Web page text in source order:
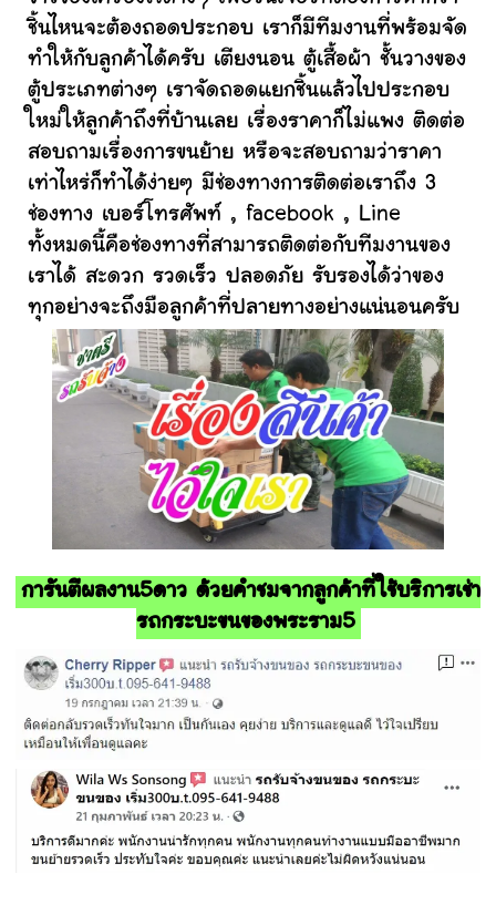
ชิ้นไหนจะต้องถอดประกอบ เราก็มีทีมงานที่พร้อมจัด
ทำให้กับลูกค้าได้ครับ เตียงนอน ตู้เสื้อผ้า ชั้นวางของ
ตู้ประเภทต่างๆ เราจัดถอดแยกชิ้นแล้วไปประกอบ
ใหม่ให้ลูกค้าถึงที่บ้านเลย เรื่องราคาก็ไม่แพง ติดต่อ
สอบถามเรื่องการขนย้าย หรือจะสอบถามว่าราคา
เท่าไหร่ก็ทำได้ง่ายๆ มีช่องทางการติดต่อเราถึง 3
ช่องทาง เบอร์โทรศัพท์ , facebook , Line
ทั้งหมดนี้คือช่องทางที่สามารถติดต่อกับทีมงานของ
เราได้ สะดวก รวดเร็ว ปลอดภัย รับรองได้ว่าของ
ทุกอย่างจะถึงมือลูกค้าที่ปลายทางอย่างแน่นอนครับ
การันตีผลงาน5ดาว ด้วยคำชมจากลูกค้าที่ใช้บริการเช่า
รถกระบะขนของพระราม5